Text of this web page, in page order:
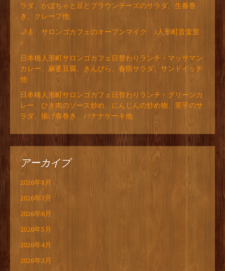
ラダ、かぼちゃと豆とブラウンチーズのサラダ、生春巻
き、クレープ他
🌙🎸 サロンゴカフェのオープンマイク ♪人形町音楽室
♪
日本橋人形町サロンゴカフェ日替わりランチ・マッサマン
カレー、麻婆豆腐、きんぴら、春雨サラダ、サンドイッチ
他
日本橋人形町サロンゴカフェ日替わりランチ・グリーンカ
レー、ひき肉のソース炒め、にんじんの炒め物、里芋のサ
ラダ、揚げ春巻き、バナナケーキ他
アーカイブ
2026年8月
2026年7月
2026年6月
2026年5月
2026年4月
2026年3月